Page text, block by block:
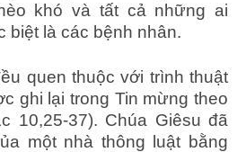
khó và tất cả những ai
biệt là các bệnh nhân.
quen thuộc với trình thuật
ghi lại trong Tin mừng theo
10,25-37). Chúa Giêsu đã
một nhà thông luật bằng